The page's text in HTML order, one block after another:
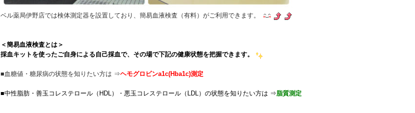
ベル薬局伊野店では検体測定器を設置しており、簡易血液検査（有料）がご利用できます。
＜簡易血液検査とは＞
採血キットを使ったご自身による自己採血で、その場で下記の健康状態を把握できます。
■血糖値・糖尿病の状態を知りたい方は ⇒ヘモグロビンa1c(Hba1c)測定
■中性脂肪・善玉コレステロール（HDL）・悪玉コレステロール（LDL）の状態を知りたい方は ⇒脂質測定